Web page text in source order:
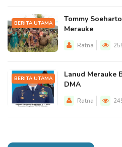
BERITA UTAMA
Tommy
Merauke
Ratna
BERITA UTAMA
Lanud Merauke
DMA
Ratna